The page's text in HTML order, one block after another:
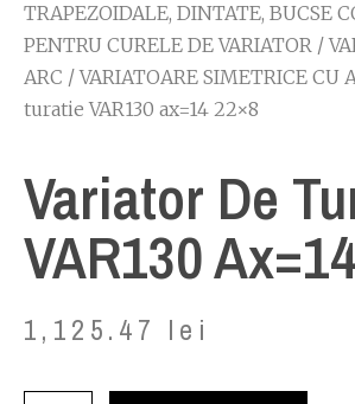
TRAPEZOIDALE, DINTATE, BUCSE
PENTRU CURELE DE VARIATOR /
ARC /VARIATOARE SIMETRICE CU
turatie VAR130 ax=14 22×8
Variator De
VAR130
1,125.47 lei